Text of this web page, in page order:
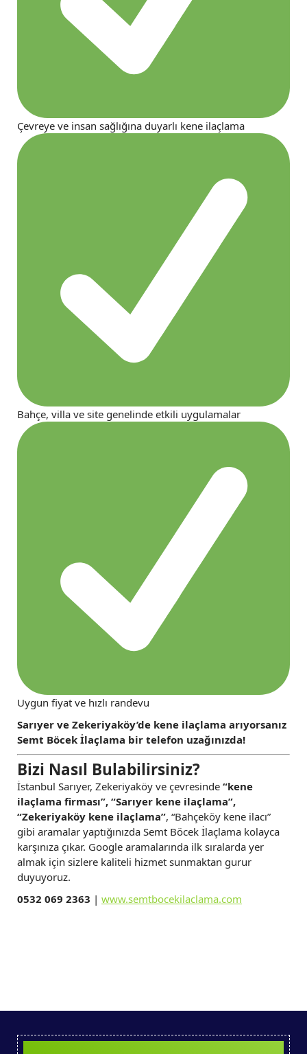
Çevreye ve insan sağlığına duyarlı kene ilaçlama
Bahçe, villa ve site genelinde etkili uygulamalar
Uygun fiyat ve hızlı randevu
Sarıyer ve Zekeriyaköy’de kene ilaçlama arıyorsanız
Semt Böcek İlaçlama bir telefon uzağınızda!
Bizi Nasıl Bulabilirsiniz?
İstanbul Sarıyer, Zekeriyaköy ve çevresinde “kene
ilaçlama firması”, “Sarıyer kene ilaçlama”,
“Zekeriyaköy kene ilaçlama”, “Bahçeköy kene ilacı”
gibi aramalar yaptığınızda Semt Böcek İlaçlama kolayca
karşınıza çıkar. Google aramalarında ilk sıralarda yer
almak için sizlere kaliteli hizmet sunmaktan gurur
duyuyoruz.
0532 069 2363 | www.semtbocekilaclama.com